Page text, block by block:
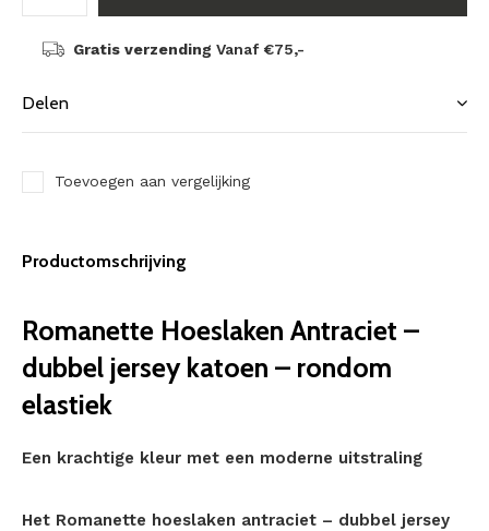
Gratis verzending Vanaf €75,-
Delen
Toevoegen aan vergelijking
Productomschrijving
Romanette Hoeslaken Antraciet –
dubbel jersey katoen – rondom
elastiek
Een krachtige kleur met een moderne uitstraling
Het Romanette hoeslaken antraciet – dubbel jersey